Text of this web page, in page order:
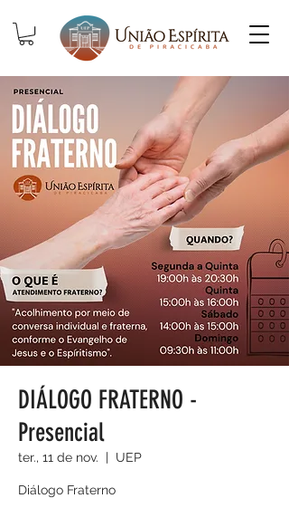
DIÁLOGO FRATERNO -
Presencial
ter., 11 de nov.
  |
UEP
Diálogo Fraterno